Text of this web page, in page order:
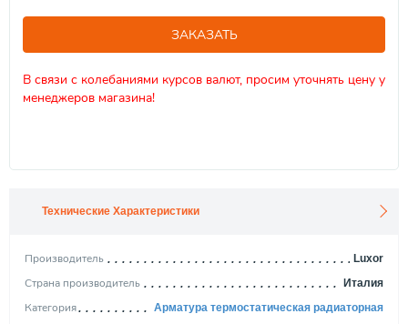
ЗАКАЗАТЬ
В связи с колебаниями курсов валют, просим уточнять цену у
менеджеров магазина!
Технические Характеристики
Производитель Luxor
Страна производитель Италия
Категория Арматура термостатическая радиаторная